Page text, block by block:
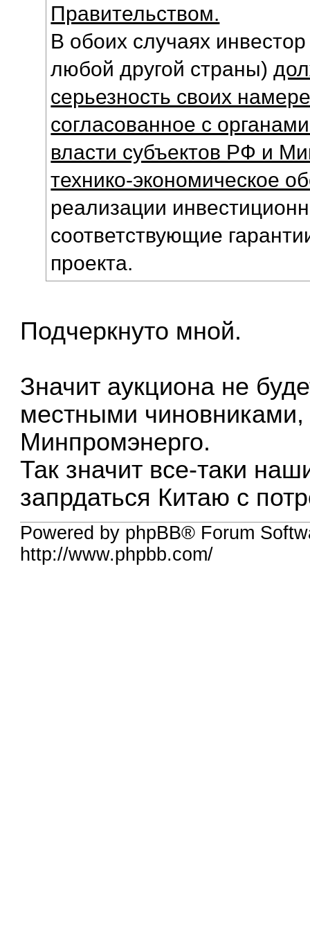
Правительством.
В обоих случаях
любой другой страны)
серьезность своих
согласованное с
власти субъектов РФ и
технико-экономическое
реализации
соответствующие
проекта.
Подчеркнуто мной.
Значит аукциона не
местными чиновниками,
Минпромэнерго.
Так значит все-таки
запрдаться Китаю с
Powered by phpBB® Forum
http://www.phpbb.com/